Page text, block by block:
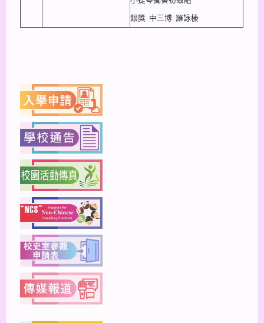
銀獎 中三博 羅詠榛